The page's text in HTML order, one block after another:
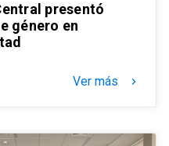
presentó
género en
Ver más keyboard_arrow_right